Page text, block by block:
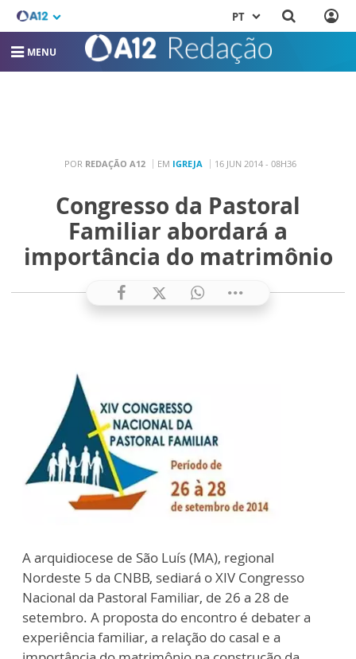
PT
MENU
POR REDAÇÃO A12 EM IGREJA 16 JUN 2014 - 08H36
Congresso da Pastoral
Familiar abordará a
importância do matrimônio
Aarquidiocese de São Luís (MA), regional
Nordeste 5 da CNBB, sediará oXIV Congresso
Nacional da Pastoral Familiar, de 26 a 28 de
setembro. A proposta do encontro é debater a
experiência familiar, a relação do casal e a